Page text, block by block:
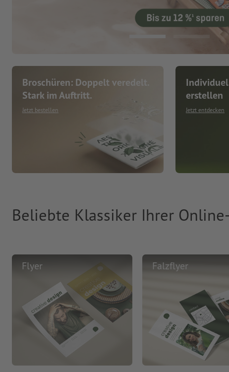
Broschüren: Doppelt veredelt.
Stark im Auftritt.
Jetzt bestellen
erstellen
Jetzt entdecken
Beliebte Klassiker Ihrer
Flyer Falzflyer